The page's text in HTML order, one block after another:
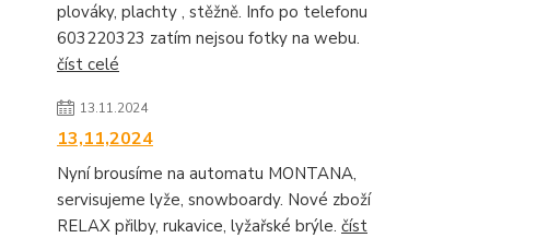
plováky, plachty , stěžně. Info po telefonu
603220323 zatím nejsou fotky na webu.
číst celé
13.11.2024
13,11,2024
Nyní brousíme na automatu MONTANA,
servisujeme lyže, snowboardy. Nové zboží
RELAX přilby, rukavice, lyžařské brýle. číst